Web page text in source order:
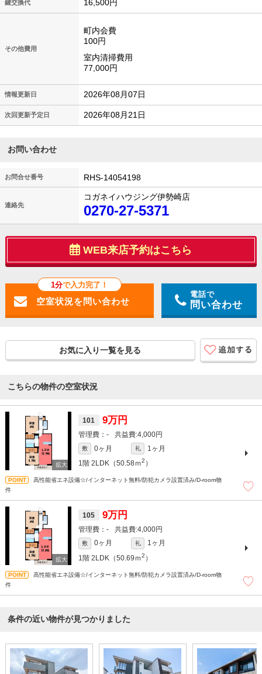
鍵交換代 16,500円
その他費用
町内会費
100円
室内清掃費用
77,000円
情報更新日 2026年08月07日
次回更新予定日 2026年08月21日
お問い合わせ
お問合せ番号 RHS-14054198
連絡先
コガネイハウジング伊勢崎店
0270-27-5371
WEB来店予約はこちら
1分で入力完了！
電話で
問い合わせ
お気に入り一覧を見る
こちらの物件の空室状況
101 9万円
- 4,000円
敷 0ヶ月 礼
1ヶ月
1階 2LDK（50.58ｍ2 ）
高性能省エネ設備☆/インターネット無料/防犯カメラ設置済み/D-room物
件
105 9万円
- 4,000円
敷 0ヶ月 礼
1ヶ月
1階 2LDK（50.69ｍ2 ）
高性能省エネ設備☆/インターネット無料/防犯カメラ設置済み/D-room物
件
条件の近い物件が見つかりました